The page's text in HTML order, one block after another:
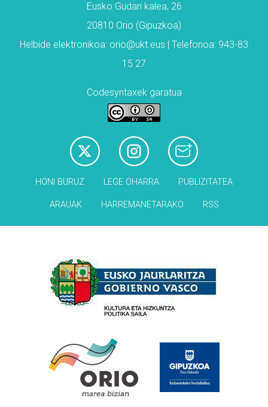
Eusko Gudari kalea, 26
20810 Orio (Gipuzkoa)
Helbide elektronikoa: orio@ukt.eus | Telefonoa: 943-83
15 27
Codesyntaxek garatua
HONI BURUZ LEGE OHARRA PUBLIZITATEA
ARAUAK HARREMANETARAKO RSS